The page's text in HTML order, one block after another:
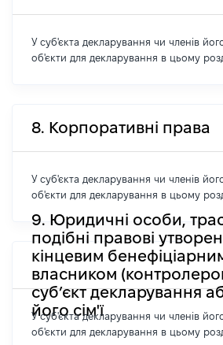
У суб'єкта декларування чи членів його
об'єкти для декларування в цьому
8. Корпоративні права
У суб'єкта декларування чи членів його
об'єкти для декларування в цьому
9. Юридичні особи,
подібні правові
кінцевим
власником
суб’єкт декларування
його сім'ї
У суб'єкта декларування чи членів його
об'єкти для декларування в цьому